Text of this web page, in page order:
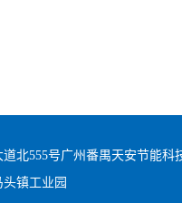
北555号广州番禺天安节能科
镇工业园